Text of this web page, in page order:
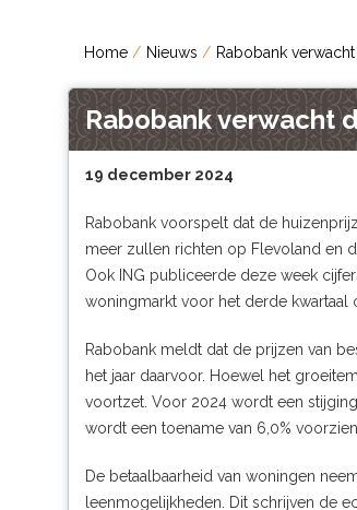
Home Nieuws Rabobank
Rabobank verwacht
19 december 2024
Rabobank voorspelt dat de
meer zullen richten op Flevoland en
Ook ING publiceerde deze week
woningmarkt voor het derde kwartaal
Rabobank meldt dat de prijzen van
het jaar daarvoor. Hoewel het
voortzet. Voor 2024 wordt een
wordt een toename van 6,0% voorzien.
De betaalbaarheid van woningen
leenmogelijkheden. Dit schrijven de